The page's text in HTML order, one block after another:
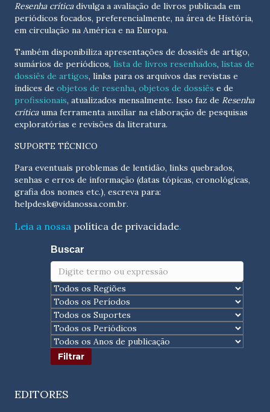
Resenha críticadivulga a avaliação de livros publicada em
periódicos focados, preferencialmente, na área de História,
em circulação na América e na Europa.
Também disponibiliza apresentações de dossiês de artigo,
sumários de periódicos, lista de livros resenhados, listas de
dossiês de artigos, links para os arquivos das revistas e
índices de objetos de resenha, objetos de dossiês e de
profissionais, atualizados mensalmente. Isso faz de Resenha
críticauma ferramenta auxiliar na elaboração de pesquisas
exploratórias e revisões da literatura.
SUPORTE TÉCNICO
Para eventuais problemas de lentidão, links quebrados,
senhas e erros de informação (datas tópicas, cronológicas,
helpdesk@vidanossa.com.br.
Leia a nossa política de privacidade.
Buscar
EDITORES